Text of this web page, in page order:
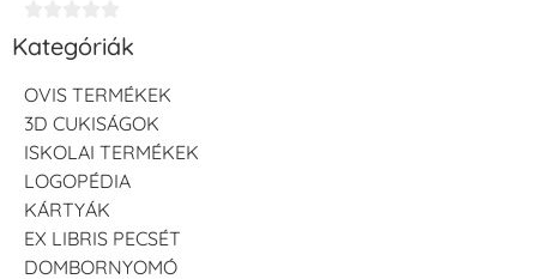
Kategóriák
OVIS TERMÉKEK
3D CUKISÁGOK
ISKOLAI TERMÉKEK
LOGOPÉDIA
KÁRTYÁK
EX LIBRIS PECSÉT
DOMBORNYOMÓ